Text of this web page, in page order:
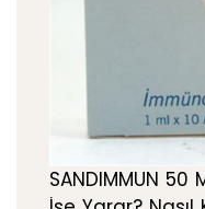
SANDIMMUN 50